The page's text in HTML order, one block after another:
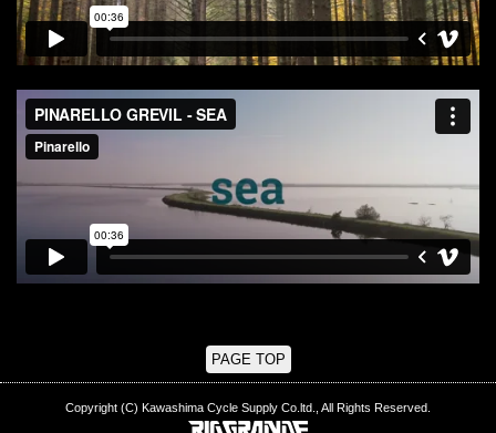
PAGE TOP
Copyright (C) Kawashima Cycle Supply Co.ltd., All Rights Reserved.